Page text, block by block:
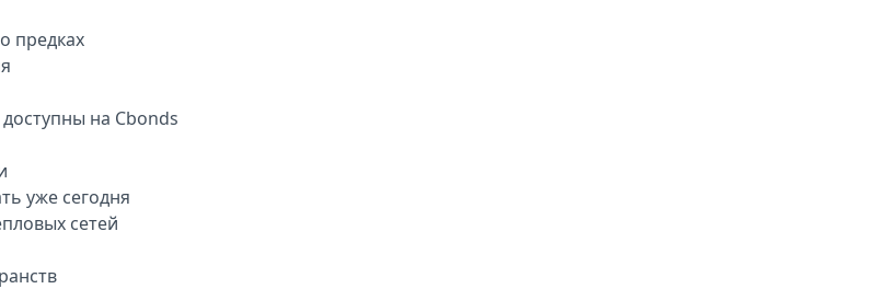
предках
на Cbonds
уже сегодня
сетей